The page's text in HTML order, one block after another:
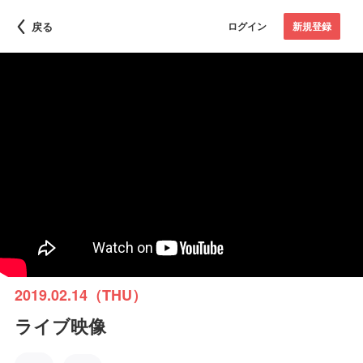
戻る ログイン 新規登録
2019.02.14（THU）
ライブ映像